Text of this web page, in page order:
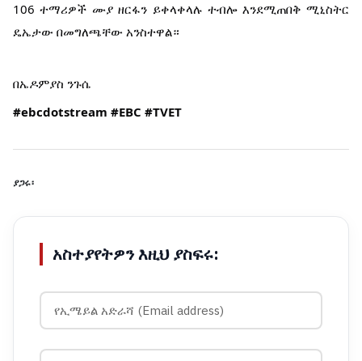
106 ተማሪዎች ሙያ ዘርፋን ይቀላቀላሉ ተብሎ እንደሚጠበቅ ሚኒስትር
ዴኤታው በመግለጫቸው አንስተዋል።
በኤዶምያስ ንጉሴ
#ebcdotstream #EBC #TVET
ያጋሩ፡
አስተያየትዎን እዚህ ያስፍሩ: